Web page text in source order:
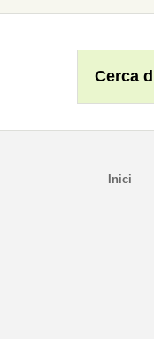
Cerca
Inici